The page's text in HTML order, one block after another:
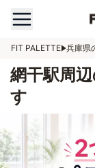
FIT PALETTE 兵庫県
網干駅周
す